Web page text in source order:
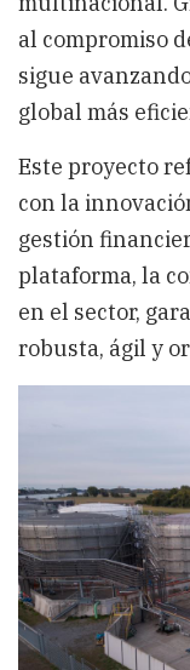
al compromiso
sigue
global más
Este proyecto
con la
gestión
plataforma, la
en el sector,
robusta, ágil y